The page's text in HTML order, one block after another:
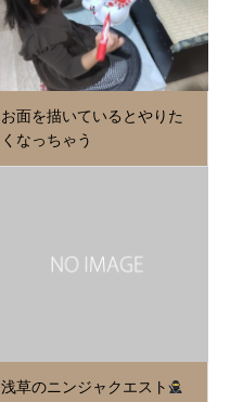
お面を描いているとやりた
くなっちゃう
浅草のニンジャクエスト